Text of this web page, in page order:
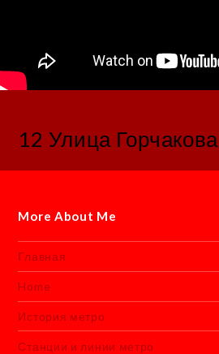
12 Улица Горчакова
More About Me
Главная
Home
История метро
Станции и линии метро